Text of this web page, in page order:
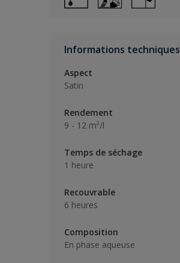
Informations techniques
Aspect
Satin
Rendement
9 - 12 m²/l
Temps de séchage
1 heure
Recouvrable
6 heures
Composition
En phase aqueuse